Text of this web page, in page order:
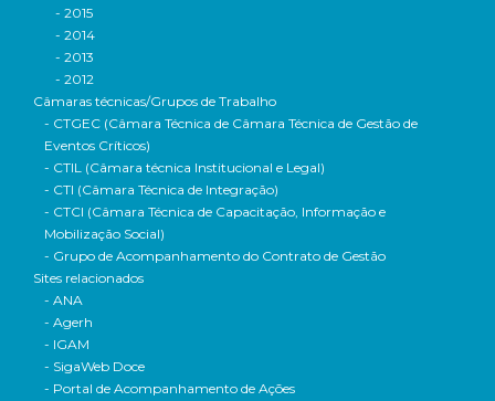
- 2015
- 2014
- 2013
- 2012
Câmaras técnicas/Grupos de Trabalho
- CTGEC (Câmara Técnica de Câmara Técnica de Gestão de
Eventos Críticos)
- CTIL (Câmara técnica Institucional e Legal)
- CTI (Câmara Técnica de Integração)
- CTCI (Câmara Técnica de Capacitação, Informação e
Mobilização Social)
- Grupo de Acompanhamento do Contrato de Gestão
Sites relacionados
- ANA
- Agerh
- IGAM
- SigaWeb Doce
- Portal de Acompanhamento de Ações